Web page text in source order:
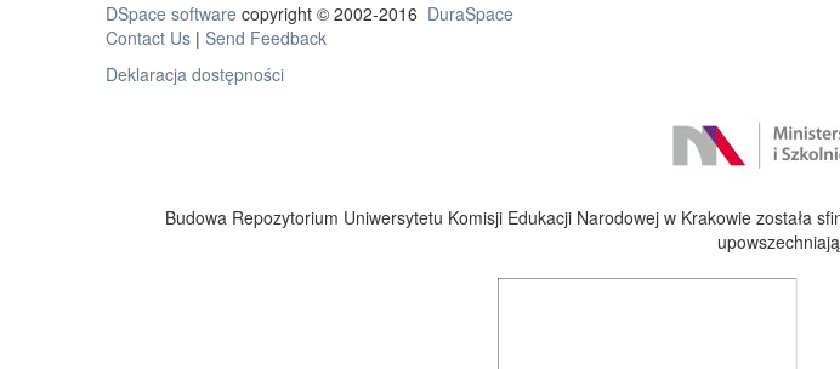
DSpace software copyright © 2002-2016 DuraSpace
Contact Us | Send Feedback
Deklaracja dostępności
Budowa Repozytorium Uniwersytetu Komisji Edukacji Narodowej w Krakowie została